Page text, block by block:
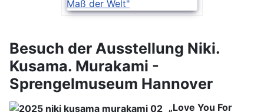
Besuch der Ausstellung Niki.
Kusama. Murakami -
Sprengelmuseum Hannover
„Love You For